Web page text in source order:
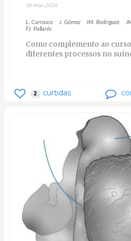
18-Mai-2026
L. Carrasco J. Gómez IM. Rodríguez
FJ. Pallarés
Como complemento ao
diferentes processos no
2 curtidas